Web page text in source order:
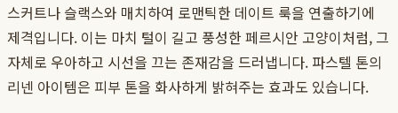
스커트나 슬랙스와 매치하여 로맨틱한 데이트 룩을 연출하기에
제격입니다. 이는 마치 털이 길고 풍성한 페르시안 고양이처럼, 그
자체로 우아하고 시선을 끄는 존재감을 드러냅니다. 파스텔 톤의
리넨 아이템은 피부 톤을 화사하게 밝혀주는 효과도 있습니다.